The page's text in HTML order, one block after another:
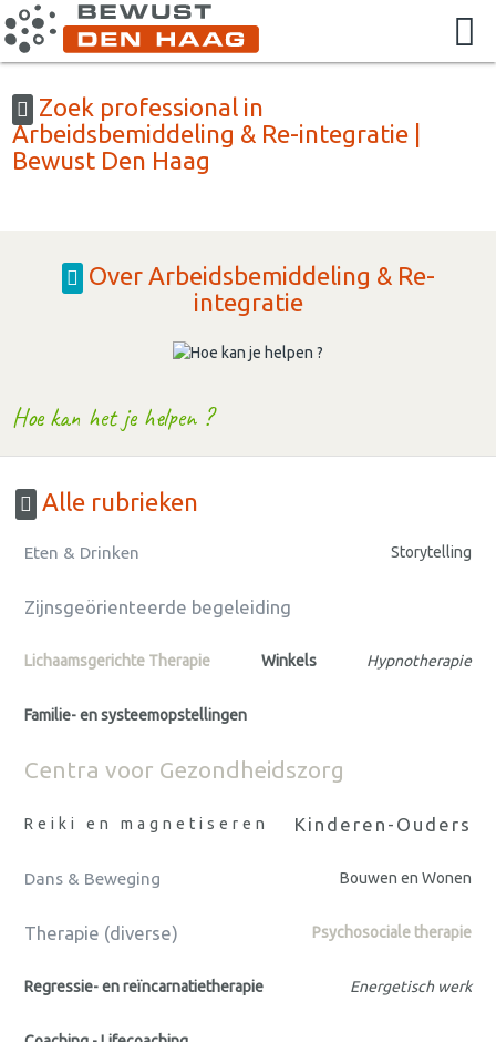
Zoek professional in
Arbeidsbemiddeling & Re-integratie |
Bewust Den Haag
Over Arbeidsbemiddeling & Re-
integratie
Hoe kan het je helpen ?
Alle rubrieken
Eten & Drinken Storytelling
Zijnsgeörienteerde begeleiding
Lichaamsgerichte Therapie Winkels Hypnotherapie
Familie- en systeemopstellingen
Centra voor Gezondheidszorg
Reiki en magnetiseren Kinderen-Ouders
Dans & Beweging Bouwen en Wonen
Therapie (diverse) Psychosociale therapie
Regressie- en reïncarnatietherapie Energetisch werk